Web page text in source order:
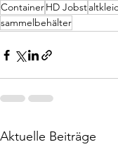
ContainerHD Jobst
sammelbehälter
Aktuelle Beiträge